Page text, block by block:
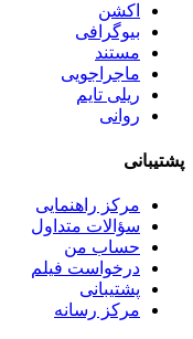
اکشن
بیوگرافی
مستند
ماجراجویی
ریلی تایم
روانی
پشتیبانی
مرکز راهنمایی
سؤالات متداول
حساب من
درخواست فیلم
پشتیبانی
مرکز رسانه